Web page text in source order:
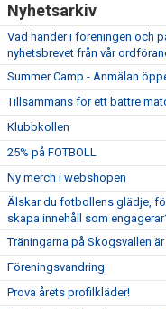
Nyhetsarkiv
Vad händer i föreningen och
nyhetsbrevet från vår
Summer Camp - Anmälan
Tillsammans för ett bättre
Klubbkollen
25% på FOTBOLL
Ny merch i webshopen
Älskar du fotbollens glädje,
skapa innehåll som
Träningarna på Skogsvallen
Föreningsvandring
Prova årets profilkläder!